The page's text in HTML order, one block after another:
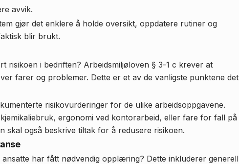
avvik.
gjør det enklere å holde oversikt, oppdatere rutiner og
blir brukt.
risikoen i bedriften? Arbeidsmiljøloven § 3-1 c krever at
farer og problemer. Dette er et av de vanligste punktene det
risikovurderinger for de ulike arbeidsoppgavene.
ergonomi ved kontorarbeid, eller fare for fall på
skal også beskrive tiltak for å redusere risikoen.
har fått nødvendig opplæring? Dette inkluderer generell